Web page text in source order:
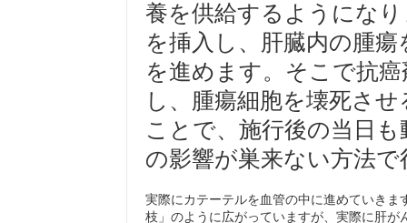
養を供給するようにな
を挿入し、肝臓内の腫
を進めます。そこで抗
し、腫瘍細胞を壊死さ
ことで、施行後の当日
の影響が巣来ない方法
実際にカテーテルを血管の中に進めていきま
枝」のように広がっていますが、実際に肝が